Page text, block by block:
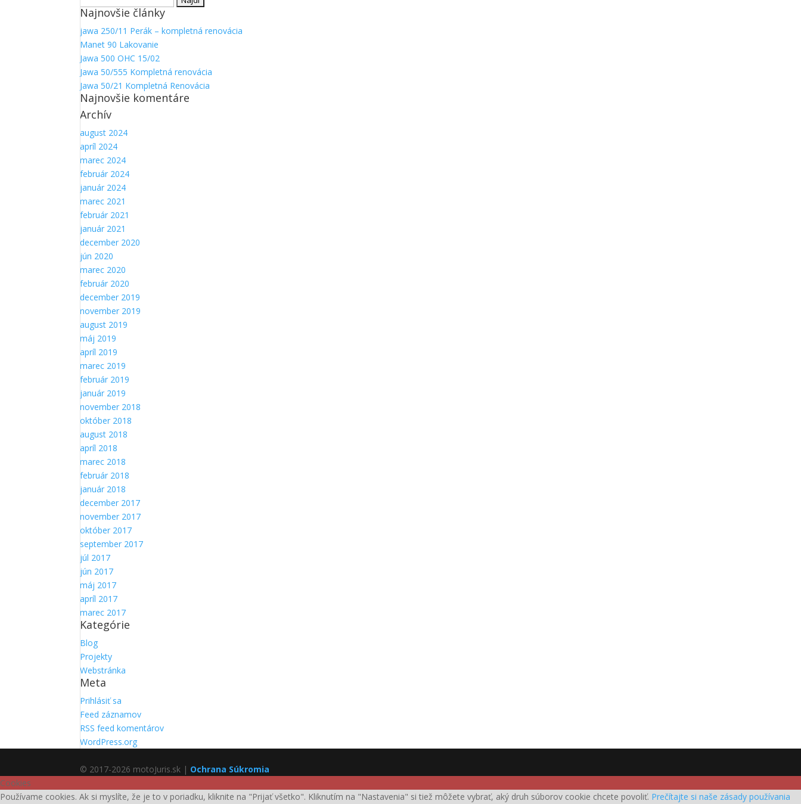
Najnovšie články
jawa 250/11 Perák – kompletná renovácia
Manet 90 Lakovanie
Jawa 500 OHC 15/02
Jawa 50/555 Kompletná renovácia
Jawa 50/21 Kompletná Renovácia
Najnovšie komentáre
Archív
august 2024
apríl 2024
marec 2024
február 2024
január 2024
marec 2021
február 2021
január 2021
december 2020
jún 2020
marec 2020
február 2020
december 2019
november 2019
august 2019
máj 2019
apríl 2019
marec 2019
február 2019
január 2019
november 2018
október 2018
august 2018
apríl 2018
marec 2018
február 2018
január 2018
december 2017
november 2017
október 2017
september 2017
júl 2017
jún 2017
máj 2017
apríl 2017
marec 2017
Kategórie
Blog
Projekty
Webstránka
Meta
Prihlásiť sa
Feed záznamov
RSS feed komentárov
WordPress.org
© 2017-2026 motoJuris.sk | Ochrana Súkromia
Cookies
Používame cookies. Ak si myslíte, že je to v poriadku, kliknite na "Prijať všetko". Kliknutím na "Nastavenia" si tiež môžete vybrať, aký druh súborov cookie chcete povoliť. Prečítajte si naše zásady používania